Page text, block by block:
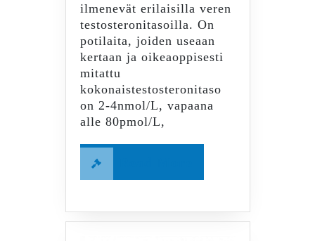
ilmenevät erilaisilla veren
testosteronitasoilla. On
potilaita, joiden useaan
kertaan ja oikeaoppisesti
mitattu
kokonaistestosteronitaso
on 2-4nmol/L, vapaana
alle 80pmol/L,
More